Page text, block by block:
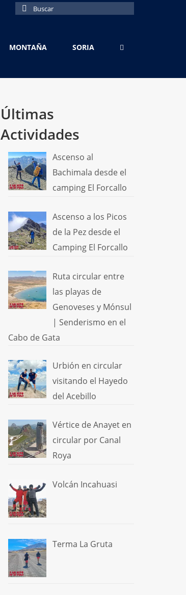
Buscar
MONTAÑA SORIA
Últimas
Actividades
Ascenso al
Bachimala desde el
camping El Forcallo
Ascenso a los Picos
de la Pez desde el
Camping El Forcallo
Ruta circular entre
las playas de
Genoveses y Mónsul
| Senderismo en el
Cabo de Gata
Urbión en circular
visitando el Hayedo
del Acebillo
Vértice de Anayet en
circular por Canal
Roya
Volcán Incahuasi
Terma La Gruta